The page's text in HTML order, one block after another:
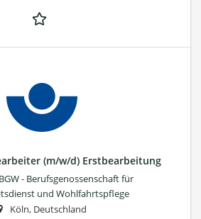
(m/w/d) Erstbearbeitung
BGW - Berufsgenossenschaft für
und Wohlfahrtspflege
Köln, Deutschland